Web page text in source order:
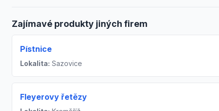
Zajímavé produkty jiných firem
Pístnice
Lokalita: Sazovice
Fleyerovy řetězy